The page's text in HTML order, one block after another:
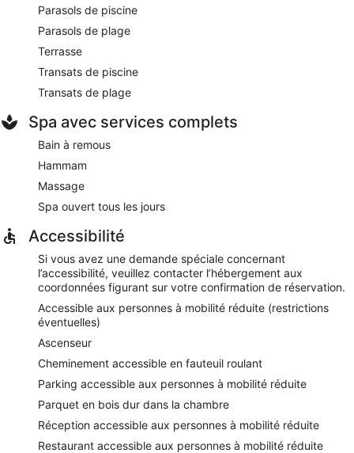
Lounge bar- bar sur place. Possibilité de prendre vos repas
en plein air (si le temps le permet). Ouvert tous les jours.
Parasols de piscine
Parasols de plage
Terrasse
Transats de piscine
Transats de plage
Spa avec services complets
Bain à remous
Hammam
Massage
Spa ouvert tous les jours
Accessibilité
Si vous avez une demande spéciale concernant
l’accessibilité, veuillez contacter l’hébergement aux
coordonnées figurant sur votre confirmation de réservation.
Accessible aux personnes à mobilité réduite (restrictions
éventuelles)
Ascenseur
Cheminement accessible en fauteuil roulant
Parking accessible aux personnes à mobilité réduite
Parquet en bois dur dans la chambre
Réception accessible aux personnes à mobilité réduite
Restaurant accessible aux personnes à mobilité réduite